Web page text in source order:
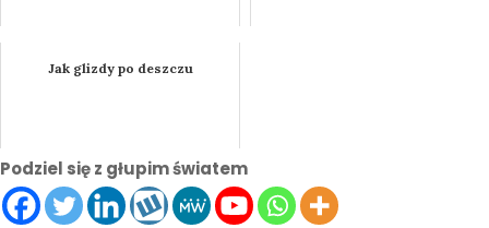
Jak glizdy po deszczu
Podziel się z głupim światem